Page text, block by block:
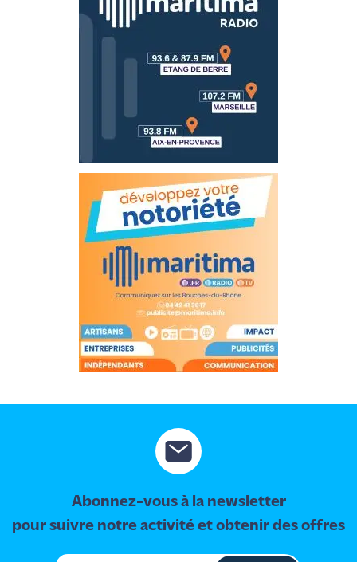
Abonnez-vous à la newsletter
pour suivre notre activité et obtenir des offres